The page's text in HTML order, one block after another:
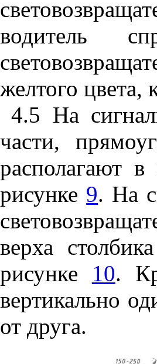
водитель
желтого цвета,
4.5 На
части,
располагают
рисунке 9. На
верха
рисунке 10.
вертикально
от друга.